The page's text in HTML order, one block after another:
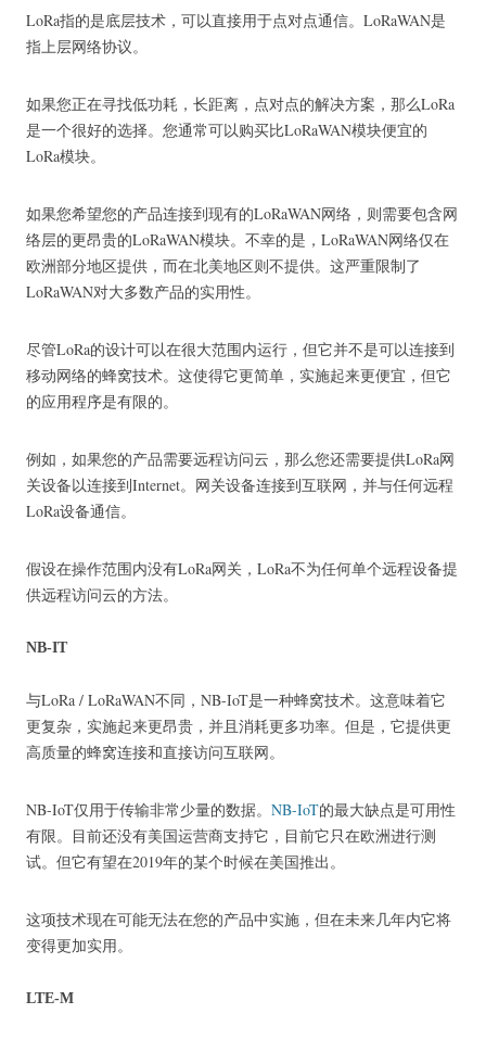
LoRa指的是底层技术，可以直接用于点对点通信。 LoRaWAN是
指上层网络协议。
如果您正在寻找低功耗，长距离，点对点的解决方案，那么LoRa
是一个很好的选择。 您通常可以购买比LoRaWAN模块便宜的
LoRa模块。
如果您希望您的产品连接到现有的LoRaWAN网络，则需要包含网
络层的更昂贵的LoRaWAN模块。 不幸的是，LoRaWAN网络仅在
欧洲部分地区提供，而在北美地区则不提供。 这严重限制了
LoRaWAN对大多数产品的实用性。
尽管LoRa的设计可以在很大范围内运行，但它并不是可以连接到
移动网络的蜂窝技术。 这使得它更简单，实施起来更便宜，但它
的应用程序是有限的。
例如，如果您的产品需要远程访问云，那么您还需要提供LoRa网
关设备以连接到Internet。 网关设备连接到互联网，并与任何远程
LoRa设备通信。
假设在操作范围内没有LoRa网关，LoRa不为任何单个远程设备提
供远程访问云的方法。
NB-IT
与LoRa / LoRaWAN不同，NB-IoT是一种蜂窝技术。 这意味着它
更复杂，实施起来更昂贵，并且消耗更多功率。 但是，它提供更
高质量的蜂窝连接和直接访问互联网。
NB-IoT仅用于传输非常少量的数据。 NB-IoT的最大缺点是可用性
有限。 目前还没有美国运营商支持它，目前它只在欧洲进行测
试。 但它有望在2019年的某个时候在美国推出。
这项技术现在可能无法在您的产品中实施，但在未来几年内它将
变得更加实用。
LTE-M